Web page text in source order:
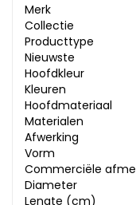
Merk
Collectie
Producttype
Nieuwste
Hoofdkleur
Kleuren
Hoofdmateriaal
Materialen
Afwerking
Vorm
Commerciële
Diameter
Lengte (cm)